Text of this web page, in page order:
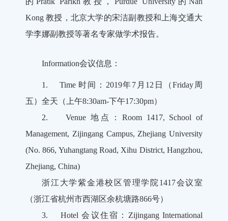
Kong 教授，北京大学的宋洁副教授和上海交通大
学李娜副教授等著名专家做学术报告。
Information会议信息：
1. Time 时间：2019年7月12日（Friday周
五）全天（上午8:30am-下午17:30pm）
2. Venue 地点：Room 1417, School of
Management, Zijingang Campus, Zhejiang University
(No. 866, Yuhangtang Road, Xihu District, Hangzhou,
Zhejiang, China)
浙江大学紫金港校区管理学院1417会议室
（浙江省杭州市西湖区余杭塘路866号）
3. Hotel 会议住宿：Zijingang International